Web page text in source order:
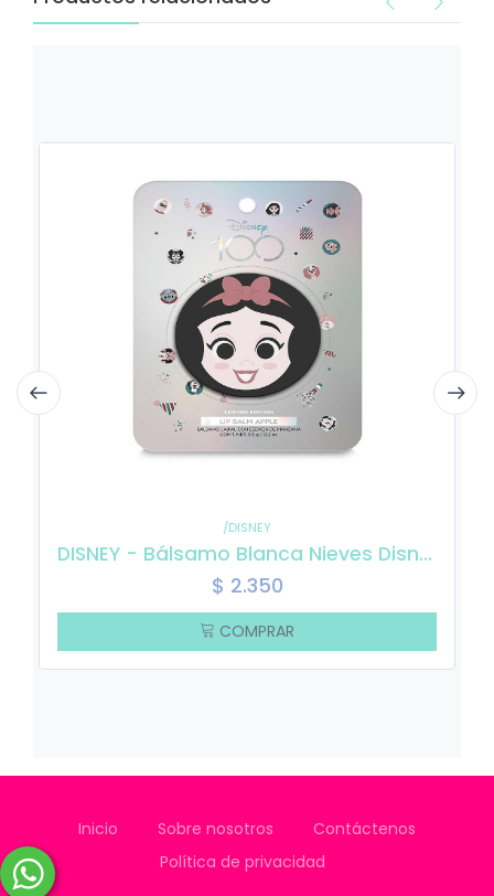
/DISNEY
DISNEY - Bálsamo Blanca Nieves Disney 100
$ 2.350
COMPRAR
Inicio Sobre nosotros
Contáctenos
Política de privacidad